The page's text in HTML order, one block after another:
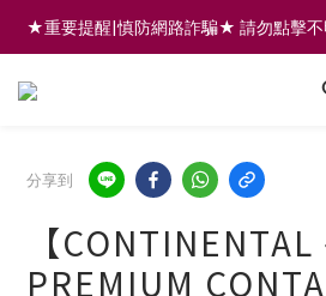
註冊會員享200元購物金 | 全館滿
★重要提醒|慎防網路詐騙★ 請勿點擊不
註冊會員享200元購物金 | 全館滿999
分享到
【CONTINENTAL
PREMIUM